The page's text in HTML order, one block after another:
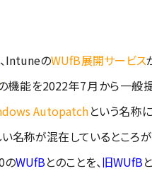
IntuneのWUfB展開サービス
機能を2022年7月から一般
Autopatchという名称
名称が混在しているところ
のWUfBとのことを、旧WUfB